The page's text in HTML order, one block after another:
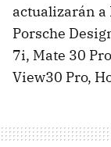
actualizarán a
Porsche
7i, Mate 30
View30 Pro,